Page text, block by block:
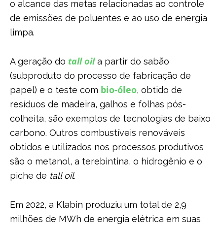
o alcance das metas relacionadas ao controle
de emissões de poluentes e ao uso de energia
limpa.
A geração do tall oil a partir do sabão
(subproduto do processo de fabricação de
papel) e o teste com bio-óleo, obtido de
resíduos de madeira, galhos e folhas pós-
colheita, são exemplos de tecnologias de baixo
carbono. Outros combustíveis renováveis
obtidos e utilizados nos processos produtivos
são o metanol, a terebintina, o hidrogênio e o
piche de tall oil.
Em 2022, a Klabin produziu um total de 2,9
milhões de MWh de energia elétrica em suas